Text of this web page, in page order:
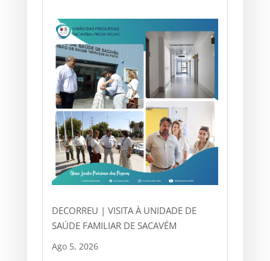
DECORREU | VISITA À UNIDADE DE
SAÚDE FAMILIAR DE SACAVÉM
Ago 5, 2026